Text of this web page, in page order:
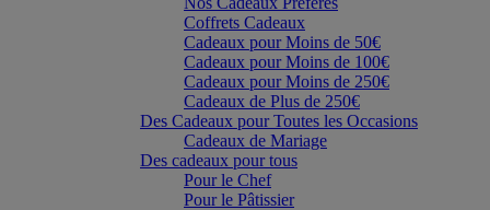
Coffrets Cadeaux
Cadeaux pour Moins de 50€
Cadeaux pour Moins de 100€
Cadeaux pour Moins de 250€
Cadeaux de Plus de 250€
Des Cadeaux pour Toutes les Occasions
Cadeaux de Mariage
Des cadeaux pour tous
Pour le Chef
Pour le Pâtissier